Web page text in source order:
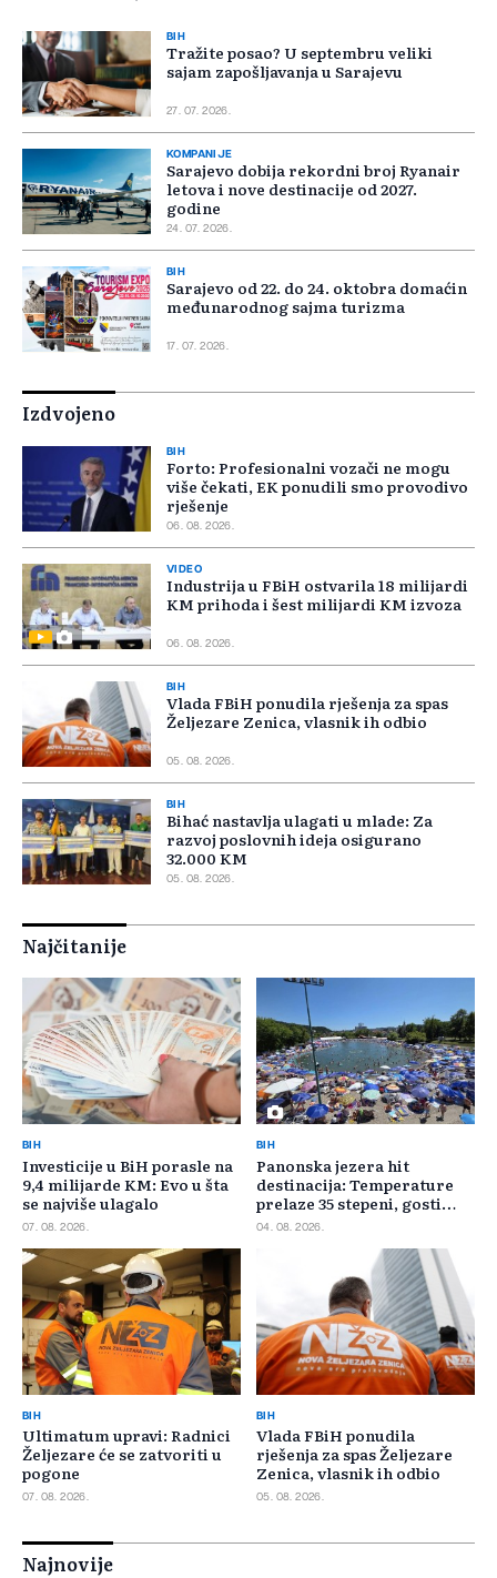
BIH
Tražite posao? U septembru veliki
sajam zapošljavanja u Sarajevu
27. 07. 2026.
KOMPANIJE
Sarajevo dobija rekordni broj Ryanair
letova i nove destinacije od 2027.
godine
24. 07. 2026.
BIH
Sarajevo od 22. do 24. oktobra domaćin
međunarodnog sajma turizma
17. 07. 2026.
Izdvojeno
BIH
Forto: Profesionalni vozači ne mogu
više čekati, EK ponudili smo provodivo
rješenje
06. 08. 2026.
VIDEO
Industrija u FBiH ostvarila 18 milijardi
KM prihoda i šest milijardi KM izvoza
06. 08. 2026.
BIH
Vlada FBiH ponudila rješenja za spas
Željezare Zenica, vlasnik ih odbio
05. 08. 2026.
BIH
Bihać nastavlja ulagati u mlade: Za
razvoj poslovnih ideja osigurano
32.000 KM
05. 08. 2026.
Najčitanije
BIH
Investicije u BiH porasle na
9,4 milijarde KM: Evo u šta
se najviše ulagalo
07. 08. 2026.
BIH
Panonska jezera hit
destinacija: Temperature
prelaze 35 stepeni, gosti
pristižu iz cijele regije
04. 08. 2026.
BIH
Ultimatum upravi: Radnici
Željezare će se zatvoriti u
pogone
07. 08. 2026.
BIH
Vlada FBiH ponudila
rješenja za spas Željezare
Zenica, vlasnik ih odbio
05. 08. 2026.
Najnovije